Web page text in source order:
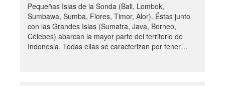
Pequeñas Islas de la Sonda (Bali, Lombok,
Sumbawa, Sumba, Flores, Timor, Alor). Éstas junto
con las Grandes Islas (Sumatra, Java, Borneo,
Célebes) abarcan la mayor parte del territorio de
Indonesia. Todas ellas se caracterizan por tener…